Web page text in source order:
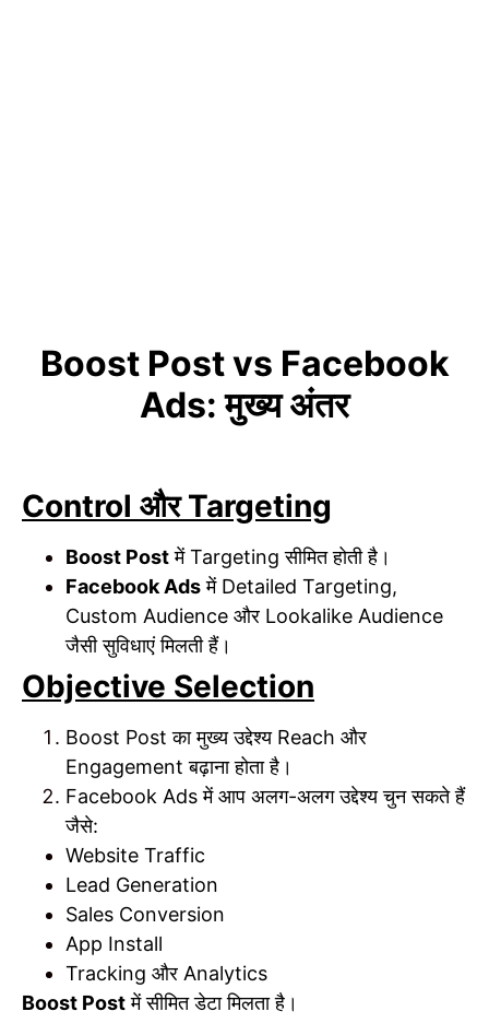
Boost Post vs Facebook
Ads: मुख्य अंतर
Control और Targeting
Boost Postमें Targeting सीमित होती है।
Facebook Adsमें Detailed Targeting,
Custom Audience और Lookalike Audience
जैसी सुविधाएं मिलती हैं।
Objective Selection
Boost Post का मुख्य उद्देश्य Reach और
Engagement बढ़ाना होता है।
Facebook Ads में आप अलग-अलग उद्देश्य चुन सकते हैं
जैसे:
Website Traffic
Lead Generation
Sales Conversion
App Install
Tracking और Analytics
Boost Postमें सीमित डेटा मिलता है।